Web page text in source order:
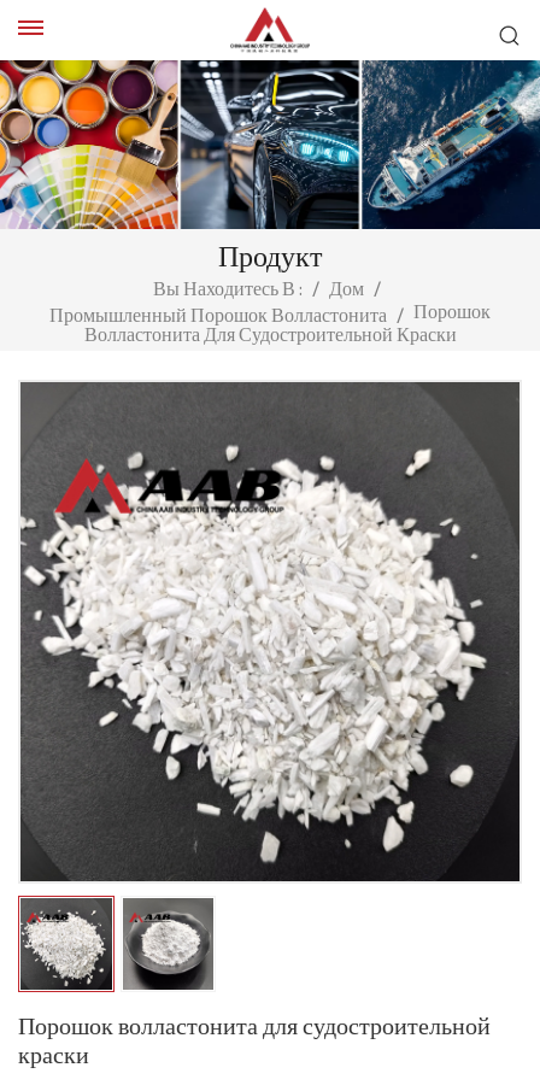
Продукт
Вы Находитесь В : / Дом /
Промышленный Порошок Волластонита / Порошок
Волластонита Для Судостроительной Краски
Порошок волластонита для судостроительной
краски